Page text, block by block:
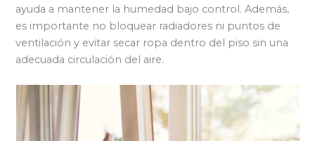
ayuda a mantener la humedad bajo control. Además,
es importante no bloquear radiadores ni puntos de
ventilación y evitar secar ropa dentro del piso sin una
adecuada circulación del aire.